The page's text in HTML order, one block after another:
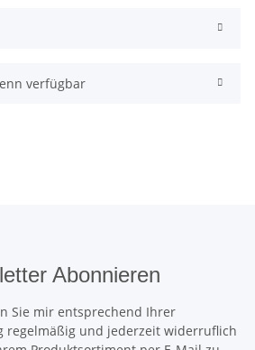
verfügbar
Abonnieren
Sie mir entsprechend Ihrer
regelmäßig und jederzeit widerruflich